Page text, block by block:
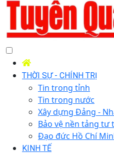
THỜI SỰ - CHÍNH TRỊ
Tin trong tỉnh
Tin trong nước
Xây dựng Đảng -
Bảo vệ nền tảng
Đạo đức Hồ Chí
KINH TẾ